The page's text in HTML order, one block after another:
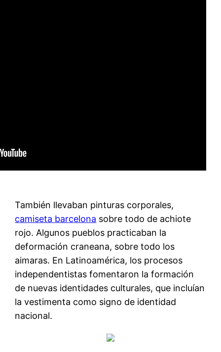
También llevaban pinturas corporales,
camiseta barcelona sobre todo de achiote
rojo. Algunos pueblos practicaban la
deformación craneana, sobre todo los
aimaras. En Latinoamérica, los procesos
independentistas fomentaron la formación
de nuevas identidades culturales, que incluían
la vestimenta como signo de identidad
nacional.